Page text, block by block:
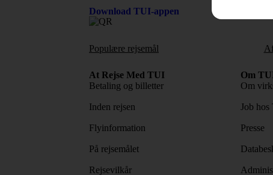
Download TUI-appen
Populære rejsemål
At Rejse Med TUI
Betaling og billetter
Inden rejsen
Flyinformation
På rejsemålet
Rejsevilkår
Om
Om
Job hos
Presse